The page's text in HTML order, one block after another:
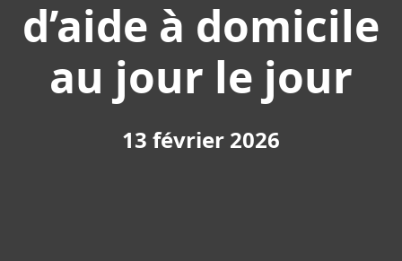
d’aide à domicile
au jour le jour
13 février 2026